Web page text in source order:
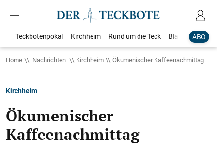
ABO
Teckbotenpokal Kirchheim Rund um die Teck Blaulicht
Home Nachrichten Kirchheim Ökumenischer Kaffeenachmittag
Kirchheim
Ökumenischer
Kaffeenachmittag